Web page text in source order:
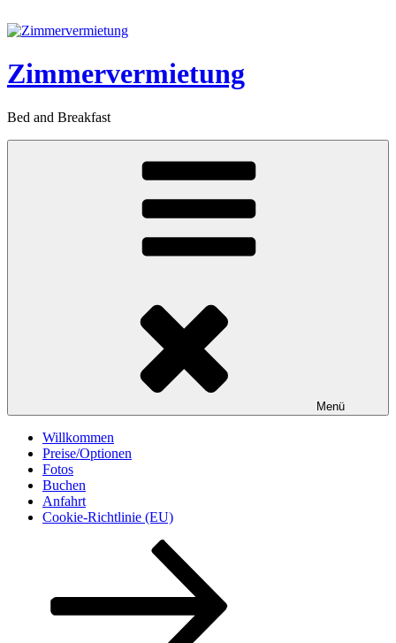
Inhalt
Zimmervermietung
Bed and Breakfast
Menü
Willkommen
Preise/Optionen
Fotos
Buchen
Anfahrt
Cookie-Richtlinie (EU)